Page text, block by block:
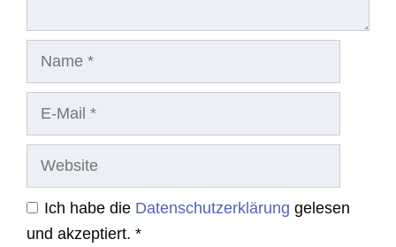
Website
Ich habe die Datenschutzerklärung gelesen
und akzeptiert. *